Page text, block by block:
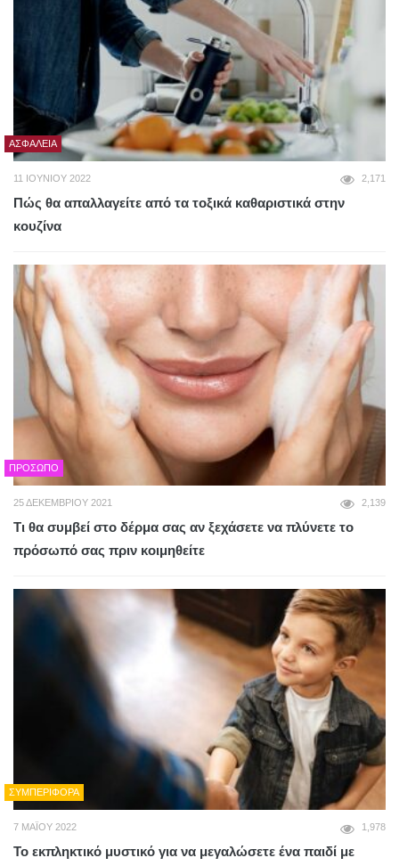
ΑΣΦΆΛΕΙΑ
11 ΙΟΥΝΊΟΥ 2022 2,171
Πώς θα απαλλαγείτε από τα τοξικά καθαριστικά στην
κουζίνα
ΠΡΌΣΩΠΟ
25 ΔΕΚΕΜΒΡΊΟΥ 2021 2,139
Τι θα συμβεί στο δέρμα σας αν ξεχάσετε να πλύνετε το
πρόσωπό σας πριν κοιμηθείτε
ΣΥΜΠΕΡΙΦΟΡΆ
7 ΜΑΪ́ΟΥ 2022 1,978
Το εκπληκτικό μυστικό για να μεγαλώσετε ένα παιδί με